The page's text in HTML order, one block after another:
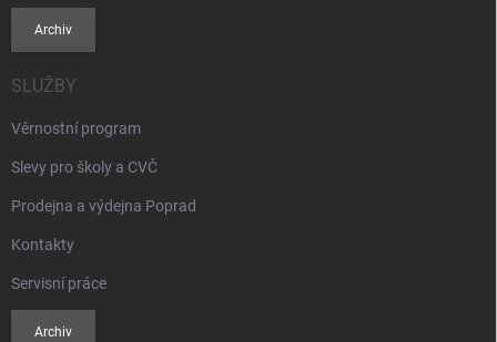
Archiv
SLUŽBY
Věrnostní program
Slevy pro školy a CVČ
Prodejna a výdejna Poprad
Kontakty
Servisní práce
Archiv